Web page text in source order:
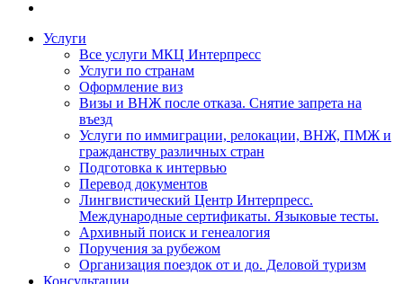
Услуги
Все услуги МКЦ Интерпресс
Услуги по странам
Оформление виз
Визы и ВНЖ после отказа. Снятие запрета на
въезд
Услуги по иммиграции, релокации, ВНЖ, ПМЖ и
гражданству различных стран
Подготовка к интервью
Перевод документов
Лингвистический Центр Интерпресс.
Международные сертификаты. Языковые тесты.
Архивный поиск и генеалогия
Поручения за рубежом
Организация поездок от и до. Деловой туризм
Консультации